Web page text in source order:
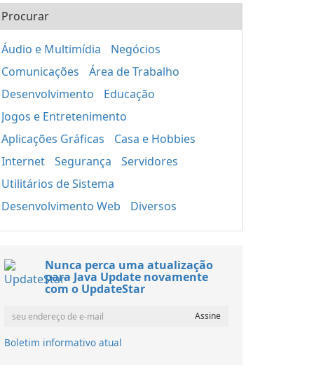
Procurar
Áudio e Multimídia
Negócios
Comunicações
Área de Trabalho
Desenvolvimento
Educação
Jogos e Entretenimento
Aplicações Gráficas
Casa e Hobbies
Internet
Segurança
Servidores
Utilitários de Sistema
Desenvolvimento Web
Diversos
Nunca perca uma atualização
para Java Update novamente
com o UpdateStar
Boletim informativo atual